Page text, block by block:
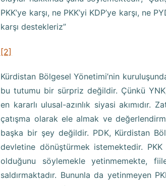
PKK’ye karşı, ne PKK’yi KDP’ye karşı, ne
karşı destekleriz”
[2]
Kürdistan Bölgesel Yönetimi’nin
bu tutumu bir sürpriz değildir. Çünkü
en kararlı ulusal-azınlık siyasi akımıdır.
çatışma olarak ele almak ve
başka bir şey değildir. PDK, Kürdistan
devletine dönüştürmek istemektedir.
olduğunu söylemekle yetinmemekte,
saldırmaktadır. Bununla da yetinmeyen